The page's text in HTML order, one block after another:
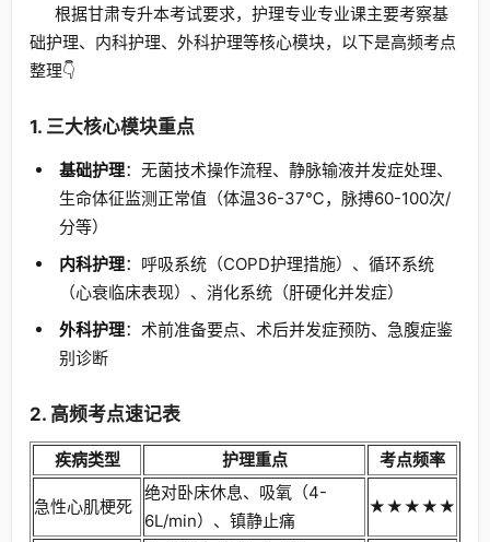
根据甘肃专升本考试要求，护理专业专业课主要考察基
础护理、内科护理、外科护理等核心模块，以下是高频考点
整理👇
1. 三大核心模块重点
基础护理：无菌技术操作流程、静脉输液并发症处理、
生命体征监测正常值（体温36-37℃，脉搏60-100次/
分等）
内科护理：呼吸系统（COPD护理措施）、循环系统
（心衰临床表现）、消化系统（肝硬化并发症）
外科护理：术前准备要点、术后并发症预防、急腹症鉴
别诊断
2. 高频考点速记表
疾病类型 护理重点 考点频率
急性心肌梗死
绝对卧床休息、吸氧（4-
6L/min）、镇静止痛
★★★★★